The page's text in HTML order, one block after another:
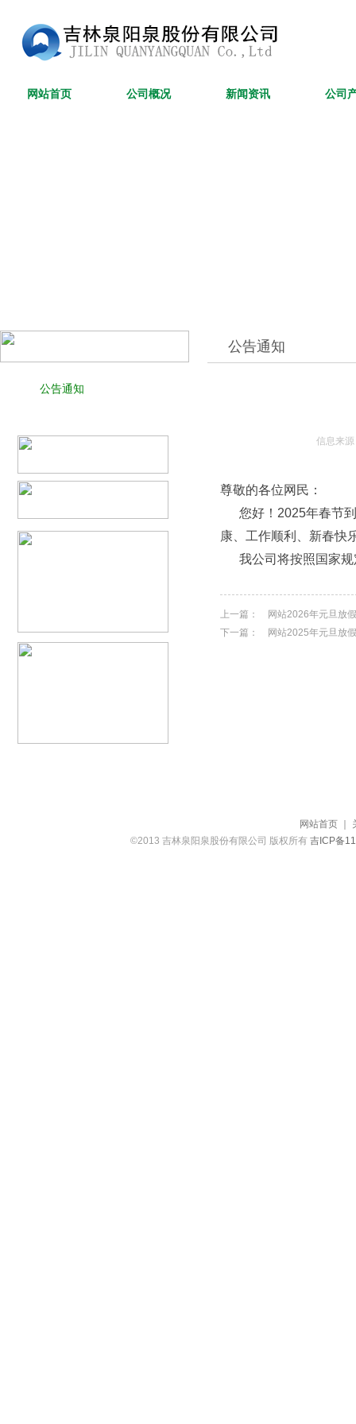
网站首页 公司概况 新闻资讯 公司
公告通知
公告通知
信息来
尊敬的各位网民：
您好！2025年春节到
康、工作顺利、新春快
我公司将按照国家规
上一篇：
网站2026年元旦放
下一篇：
网站2025年元旦放
网站首页
©2013 吉林泉阳泉股份有限公司 版权所有吉ICP备